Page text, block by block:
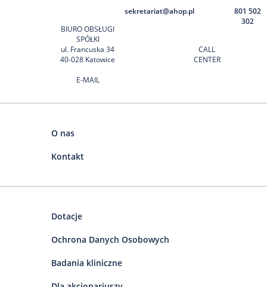
BIURO OBSŁUGI
SPÓŁKI
ul. Francuska 34
40-028 Katowice
E-MAIL
sekretariat@ahop.pl
CALL
CENTER
801 502
302
O nas
Kontakt
Dotacje
Ochrona Danych Osobowych
Badania kliniczne